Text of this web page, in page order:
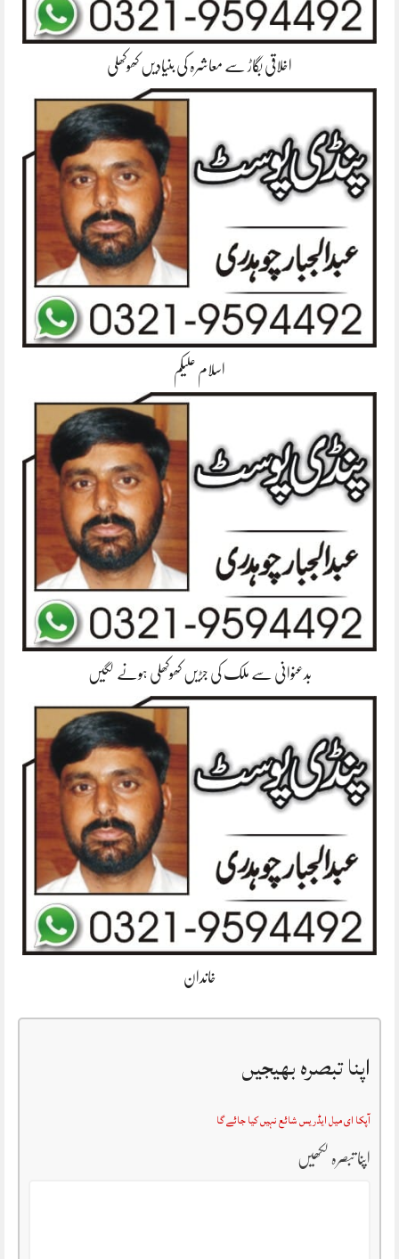
اخلاقی بگاڑ سے معاشرہ کی بنیادیں کھوکھلی
اسلام علیکم
بدعنوانی سے ملک کی جڑیں کھوکھلی ہونے لگیں
خاندان
اپنا تبصرہ بھیجیں
آپکا ای میل ایڈریس شائع نہیں کیا جائے گا
اپنا تبصرہ لکھیں